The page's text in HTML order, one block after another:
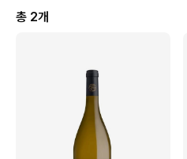
총 2개